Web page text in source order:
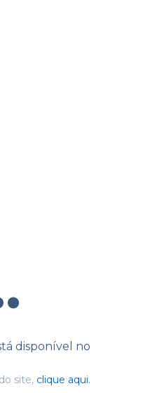
disponível no
site, clique aqui.